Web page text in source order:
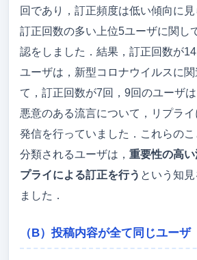
回であり，訂正頻度は低い傾向に
訂正回数の多い上位5ユーザに関し
認をしました．結果，訂正回数が
ユーザは，新型コロナウイルスに
て，訂正回数が7回，9回のユーザ
悪意のある流言について，リプラ
発信を行っていました．これらの
分類されるユーザは， 重要性の高
プライによる訂正を行う という知
ました．
（B）投稿内容が全て同じユーザ